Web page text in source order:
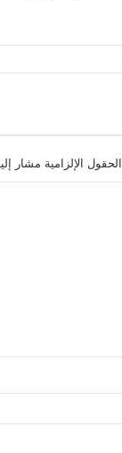
الحقول الإلزامية مشار